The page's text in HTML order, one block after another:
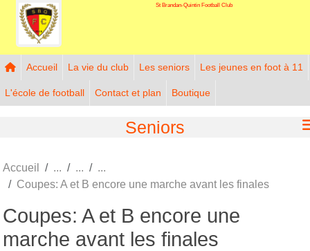
St Brandan-Quintin Football Club
Accueil La vie du club Les seniors Les jeunes en foot à 11
L'école de football Contact et plan Boutique
Seniors
Accueil
Coupes: A et B encore une marche avant les finales
Coupes: A et B encore une
marche avant les finales
Panneau de gestion des cookies